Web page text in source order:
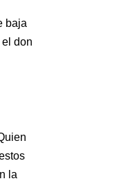
baja
don
la